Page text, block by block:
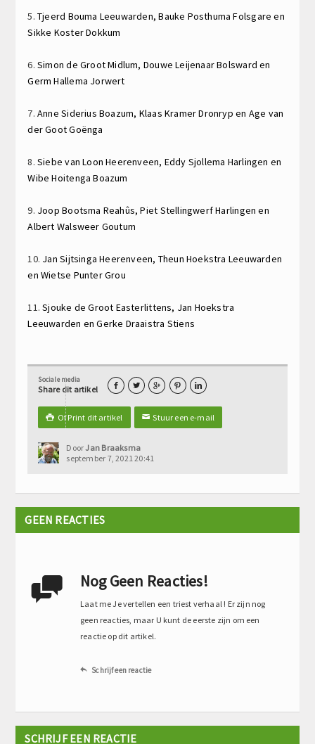
5.Tjeerd Bouma Leeuwarden,Bauke PosthumaFolsgare en
Sikke KosterDokkum
6.Simon de GrootMidlum, Douwe LeijenaarBolsward en
Germ Hallema Jorwert
7.Anne Siderius Boazum, Klaas KramerDronryp en Age van
der GootGoënga
8.Siebe van LoonHeerenveen, Eddy Sjollema Harlingen en
Wibe HoitengaBoazum
9. Joop Bootsma Reahûs,Piet StellingwerfHarlingen en
Albert Walsweer Goutum
10. Jan SijtsingaHeerenveen, Theun Hoekstra Leeuwarden
enWietse PunterGrou
11.Sjouke de Groot Easterlittens, Jan Hoekstra
Leeuwarden enGerke Draaistra Stiens
Sociale media
Share dit artikel     
 Of Print dit artikel ✉Stuur een e-mail
DoorJan Braaksma
september 7, 2021 20:41
GEEN REACTIES
 Nog Geen Reacties!
Laat me Je vertellen een triest verhaal ! Er zijn nog
geen reacties, maar U kunt de eerste zijn om een
reactie op dit artikel.
 Schrijf een reactie
SCHRIJF EEN REACTIE